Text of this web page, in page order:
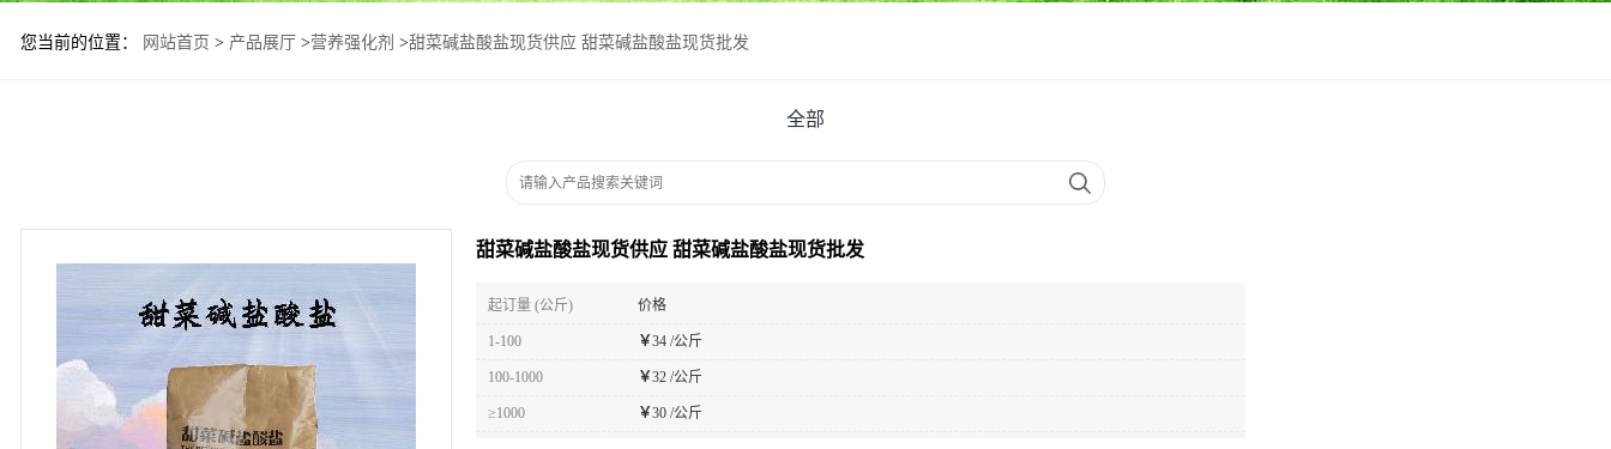
您当前的位置： 网站首页 > 产品展厅 >营养强化剂 >甜菜碱盐酸盐现货供应 甜菜碱盐酸盐现货批发
全部
甜菜碱盐酸盐现货供应 甜菜碱盐酸盐现货批发
起订量 (公斤) 价格
1-100 ￥34 /公斤
100-1000 ￥32 /公斤
≥1000 ￥30 /公斤